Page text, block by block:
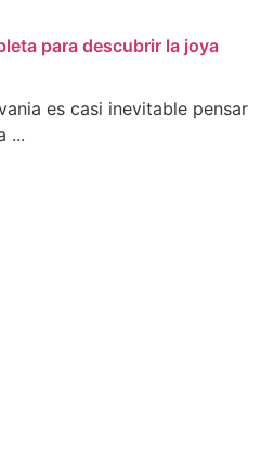
para descubrir la joya
es casi inevitable pensar
...